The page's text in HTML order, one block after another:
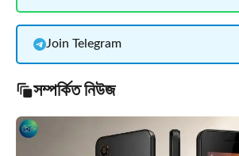
Join Telegram
সম্পর্কিত নিউজ